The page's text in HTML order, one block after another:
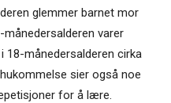
glemmer barnet mor
varer
18-månedersalderen cirka
sier også noe
for å lære.